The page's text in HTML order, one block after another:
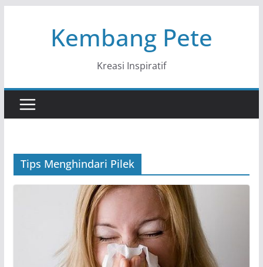
Kembang Pete
Kreasi Inspiratif
Tips Menghindari Pilek